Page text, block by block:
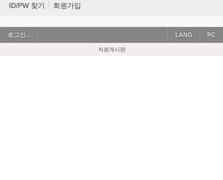
ID/PW 찾기 회원가입
로그인... PC
LANG
자료게시판